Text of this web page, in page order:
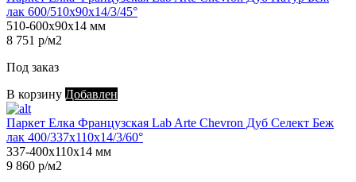
лак 600/510х90х14/3/45°
510-600х90х14 мм
8 751 р/м2
Под заказ
В корзину Добавлен
Паркет Елка Французская Lab Arte Chevron Дуб Селект Беж
лак 400/337х110х14/3/60°
337-400х110х14 мм
9 860 р/м2